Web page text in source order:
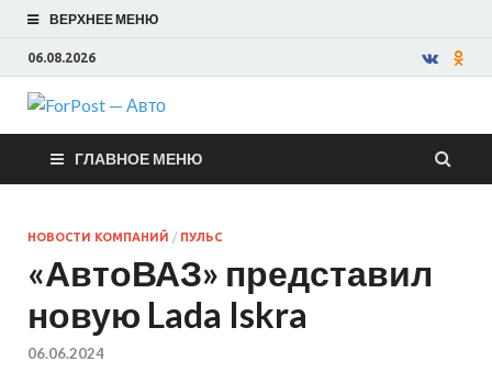
ВЕРХНЕЕ МЕНЮ
06.08.2026
ForPost —
Авто
ГЛАВНОЕ МЕНЮ
НОВОСТИ КОМПАНИЙ / ПУЛЬС
«АвтоВАЗ» представил
новую Lada Iskra
06.06.2024